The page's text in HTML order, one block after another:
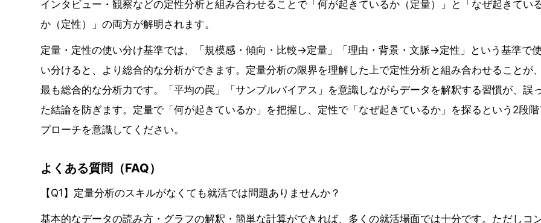
インタビュー・観察などの定性分析と組み合わせることで「何が起きているか（定量）」と「なぜ起きてい
か（定性）」の両方が解明されます。
定量・定性の使い分け基準では、「規模感・傾向・比較→定量」「理由・背景・文脈→定性」という基準で使
い分けると、より総合的な分析ができます。定量分析の限界を理解した上で定性分析と組み合わせることが、
最も総合的な分析力です。「平均の罠」「サンプルバイアス」を意識しながらデータを解釈する習慣が、誤
た結論を防ぎます。定量で「何が起きているか」を把握し、定性で「なぜ起きているか」を探るという2段階
プローチを意識してください。
よくある質問（FAQ）
【Q1】定量分析のスキルがなくても就活では問題ありませんか？
基本的なデータの読み方・グラフの解釈・簡単な計算ができれば、多くの就活場面では十分です。ただしコ